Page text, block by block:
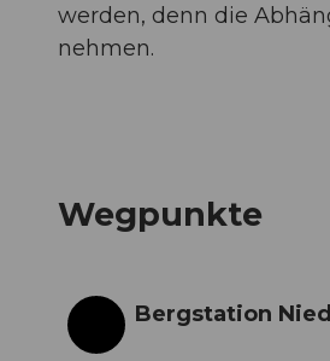
werden, denn die
nehmen.
Wegpunkte
Start
Bergstation